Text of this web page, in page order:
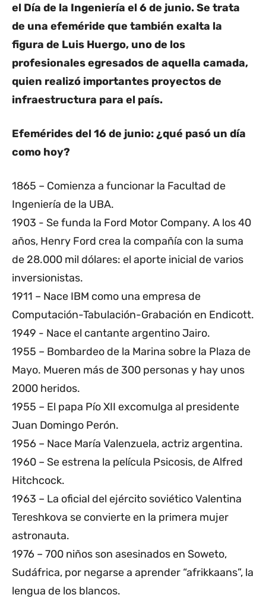
el Día de la Ingeniería el 6 de junio. Se trata
de una efeméride que también exalta la
figura de Luis Huergo, uno de los
profesionales egresados de aquella camada,
quien realizó importantes proyectos de
infraestructura para el país.
Efemérides del 16 de junio: ¿qué pasó un día
como hoy?
1865 – Comienza a funcionar la Facultad de
Ingeniería de la UBA.
1903 - Se funda la Ford Motor Company. A los 40
años, Henry Ford crea la compañía con la suma
de 28.000 mil dólares: el aporte inicial de varios
inversionistas.
1911 – Nace IBM como una empresa de
Computación-Tabulación-Grabación en Endicott.
1949 - Nace el cantante argentino Jairo.
1955 – Bombardeo de la Marina sobre la Plaza de
Mayo. Mueren más de 300 personas y hay unos
2000 heridos.
1955 – El papa Pío XII excomulga al presidente
Juan Domingo Perón.
1956 – Nace María Valenzuela, actriz argentina.
1960 – Se estrena la película Psicosis, de Alfred
Hitchcock.
1963 – La oficial del ejército soviético Valentina
Tereshkova se convierte en la primera mujer
astronauta.
1976 – 700 niños son asesinados en Soweto,
Sudáfrica, por negarse a aprender “afrikkaans”, la
lengua de los blancos.